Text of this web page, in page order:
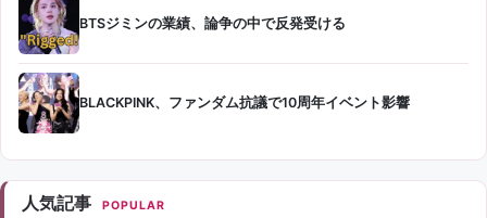
BTSジミンの業績、論争の中で反発受ける
BLACKPINK、ファンダム抗議で10周年イベント影響
人気記事 POPULAR